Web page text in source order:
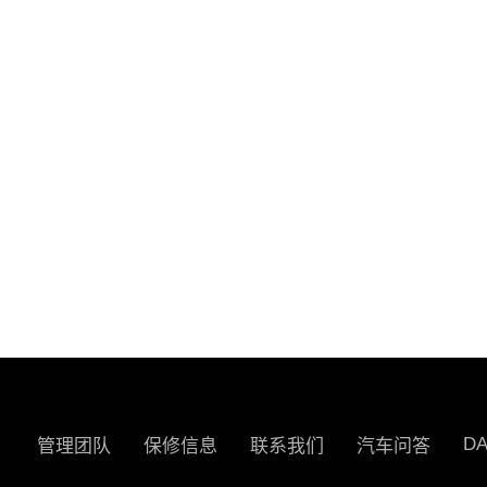
管理团队 保修信息 联系我们 汽车问答